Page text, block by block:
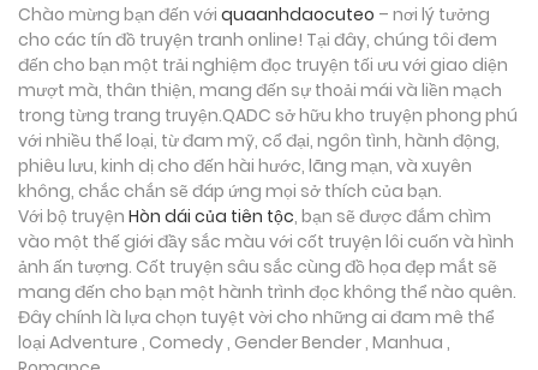
Chào mừng bạn đến với quaanhdaocuteo – nơi lý tưởng
cho các tín đồ truyện tranh online! Tại đây, chúng tôi đem
đến cho bạn một trải nghiệm đọc truyện tối ưu với giao diện
mượt mà, thân thiện, mang đến sự thoải mái và liền mạch
trong từng trang truyện.QADC sở hữu kho truyện phong phú
với nhiều thể loại, từ đam mỹ, cổ đại, ngôn tình, hành động,
phiêu lưu, kinh dị cho đến hài hước, lãng mạn, và xuyên
không, chắc chắn sẽ đáp ứng mọi sở thích của bạn.
Với bộ truyện Hòn dái của tiên tộc, bạn sẽ được đắm chìm
vào một thế giới đầy sắc màu với cốt truyện lôi cuốn và hình
ảnh ấn tượng. Cốt truyện sâu sắc cùng đồ họa đẹp mắt sẽ
mang đến cho bạn một hành trình đọc không thể nào quên.
Đây chính là lựa chọn tuyệt vời cho những ai đam mê thể
loại Adventure , Comedy , Gender Bender , Manhua ,